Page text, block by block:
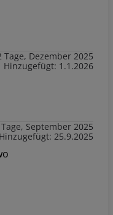
Tage, Dezember 2025
Hinzugefügt: 1.1.2026
September 2025
Hinzugefügt: 25.9.2025